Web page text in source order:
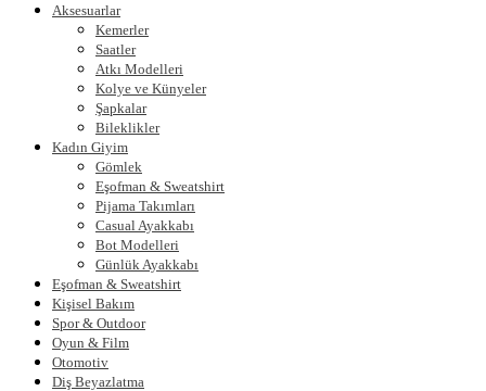
Aksesuarlar
Kemerler
Saatler
Atkı Modelleri
Kolye ve Künyeler
Şapkalar
Bileklikler
Kadın Giyim
Gömlek
Eşofman & Sweatshirt
Pijama Takımları
Casual Ayakkabı
Bot Modelleri
Günlük Ayakkabı
Eşofman & Sweatshirt
Kişisel Bakım
Spor & Outdoor
Oyun & Film
Otomotiv
Diş Beyazlatma